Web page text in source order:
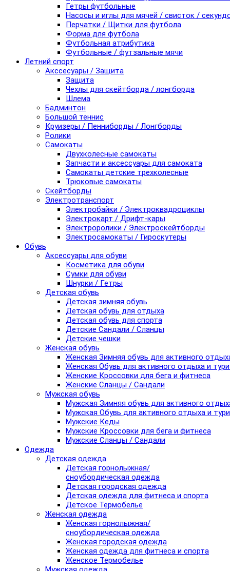
Гетры футбольные
Насосы и иглы для мячей / свисток /
Перчатки / Щитки для футбола
Форма для футбола
Футбольная атрибутика
Футбольные / футзальные мячи
Летний спорт
Акссесуары / Защита
Защита
Чехлы для скейтборда / лонгборда
Шлема
Бадминтон
Большой теннис
Круизеры / Пенниборды / Лонгборды
Ролики
Самокаты
Двухколесные самокаты
Запчасти и аксессуары для самоката
Самокаты детские трехколесные
Трюковые самокаты
Скейтборды
Электротранспорт
Электробайки / Электроквадроциклы
Электрокарт / Дрифт-кары
Электроролики / Электроскейтборды
Электросамокаты / Гироскутеры
Обувь
Аксессуары для обуви
Косметика для обуви
Сумки для обуви
Шнурки / Гетры
Детская обувь
Детская зимняя обувь
Детская обувь для отдыха
Детская обувь для спорта
Детские Сандали / Сланцы
Детские чешки
Женская обувь
Женская Зимняя обувь для активного
Женская Обувь для активного отдыха и
Женские Кроссовки для бега и фитнеса
Женские Сланцы / Сандали
Мужская обувь
Мужская Зимняя обувь для активного
Мужская Обувь для активного отдыха и
Мужские Кеды
Мужские Кроссовки для бега и фитнеса
Мужские Сланцы / Сандали
Одежда
Детская одежда
Детская горнолыжная/
сноубордическая одежда
Детская городская одежда
Детская одежда для фитнеса и спорта
Детское Термобелье
Женская одежда
Женская горнолыжная/
сноубордическая одежда
Женская городская одежда
Женская одежда для фитнеса и спорта
Женское Термобелье